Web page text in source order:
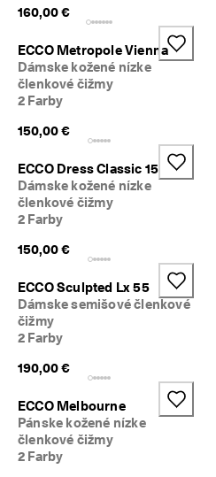
160,00 €
ECCO Metropole Vienna
Dámske kožené nízke
členkové čižmy
2 Farby
150,00 €
ECCO Dress Classic 15
Dámske kožené nízke
členkové čižmy
2 Farby
150,00 €
ECCO Sculpted Lx 55
Dámske semišové členkové
čižmy
2 Farby
190,00 €
ECCO Melbourne
Pánske kožené nízke
členkové čižmy
2 Farby